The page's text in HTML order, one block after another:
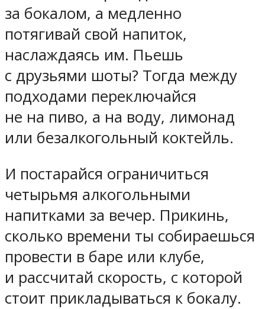
за бокалом, а медленно
потягивай свой напиток,
наслаждаясь им. Пьешь
с друзьями шоты? Тогда между
подходами переключайся
не на пиво, а на воду, лимонад
или безалкогольный коктейль.
И постарайся ограничиться
четырьмя алкогольными
напитками за вечер. Прикинь,
сколько времени ты собираешься
провести в баре или клубе,
и рассчитай скорость, с которой
стоит прикладываться к бокалу.